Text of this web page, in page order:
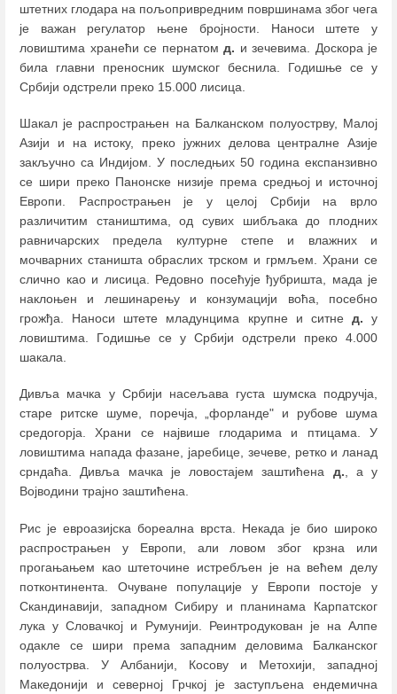
штетних глодара на пољопривредним површинама због чега
је важан регулатор њене бројности. Наноси штете у
ловиштима хранећи се пернатом д. и зечевима. Доскора је
била главни преносник шумског беснила. Годишње се у
Србији одстрели преко 15.000 лисица.
Шакал је распрострањен на Балканском полуострву, Малој
Азији и на истоку, преко јужних делова централне Азије
закључно са Индијом. У последњих 50 година експанзивно
се шири преко Панонске низије према средњој и источној
Европи. Распрострањен је у целој Србији на врло
различитим стаништима, од сувих шибљака до плодних
равничарских предела културне степе и влажних и
мочварних станишта обраслих трском и грмљем. Храни се
слично као и лисица. Редовно посећује ђубришта, мада је
наклоњен и лешинарењу и конзумацији воћа, посебно
грожђа. Наноси штете младунцима крупне и ситне д. у
ловиштима. Годишње се у Србији одстрели преко 4.000
шакала.
Дивља мачка у Србији насељава густа шумска подручја,
старе ритске шуме, поречја, „форланде" и рубове шума
средогорја. Храни се највише глодарима и птицама. У
ловиштима напада фазане, јаребице, зечеве, ретко и ланад
срндаћа. Дивља мачка је ловостајем заштићена д., а у
Војводини трајно заштићена.
Рис је евроазијска бореална врста. Некада је био широко
распрострањен у Европи, али ловом због крзна или
прогањањем као штеточине истребљен је на већем делу
потконтинента. Oчуване популације у Европи постоје у
Скандинавији, западном Сибиру и планинама Карпатског
лука у Словачкој и Румунији. Реинтродукован је на Алпе
одакле се шири према западним деловима Балканског
полуострва. У Албанији, Косову и Метохији, западној
Македонији и северној Грчкој је заступљена ендемична